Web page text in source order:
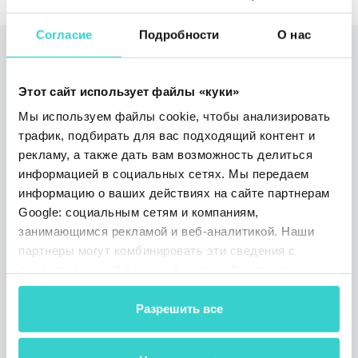
Согласие Подробности О нас
Этот сайт использует файлы «куки»
Мы используем файлы cookie, чтобы анализировать
трафик, подбирать для вас подходящий контент и
рекламу, а также дать вам возможность делиться
информацией в социальных сетях. Мы передаем
информацию о ваших действиях на сайте партнерам
Google: социальным сетям и компаниям,
занимающимся рекламой и веб-аналитикой. Наши
партнеры могут комбинировать эти сведения с
данными, которые они получили при использовании
Разрешить все
Читайте также
NSYS Group принимает
участие в ITAD Scottsdale
пятница 15 ноября 2019
NSYS Group Team